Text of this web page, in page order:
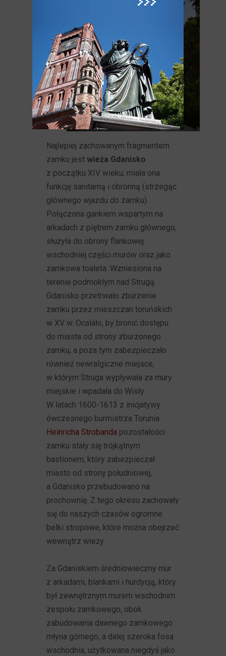
Najlepiej zachowanym fragmentem
zamku jest wieża Gdanisko
z początku XIV wieku; miała ona
funkcję sanitarną i obronną (strzegąc
głównego wjazdu do zamku).
Połączona gankiem wspartym na
arkadach z piętrem zamku głównego,
służyła do obrony flankowej
wschodniej części murów oraz jako
zamkowa toaleta. Wzniesiona na
terenie podmokłym nad Strugą.
Gdanisko przetrwało zburzenie
zamku przez mieszczan toruńskich
w XV w. Ocalało, by bronić dostępu
do miasta od strony zburzonego
zamku, a poza tym zabezpieczało
również newralgiczne miejsce,
w którym Struga wypływała za mury
miejskie i wpadała do Wisły.
W latach 1600-1613 z inicjatywy
ówczesnego burmistrza Torunia
Heinricha Strobanda pozostałości
zamku stały się trójkątnym
bastionem, który zabezpieczał
miasto od strony południowej,
a Gdanisko przebudowano na
prochownię. Z tego okresu zachowały
się do naszych czasów ogromne
belki stropowe, które można obejrzeć
wewnątrz wieży.
Za Gdaniskiem średniowieczny mur
z arkadami, blankami i hurdycją, który
był zewnętrznym murem wschodnim
zespołu zamkowego, obok
zabudowania dawnego zamkowego
młyna górnego, a dalej szeroka fosa
wschodnia, użytkowana niegdyś jako